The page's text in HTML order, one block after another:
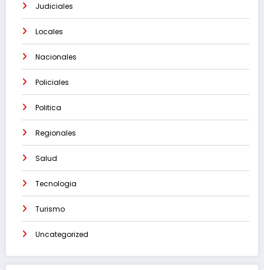
Judiciales
Locales
Nacionales
Policiales
Politica
Regionales
Salud
Tecnologia
Turismo
Uncategorized